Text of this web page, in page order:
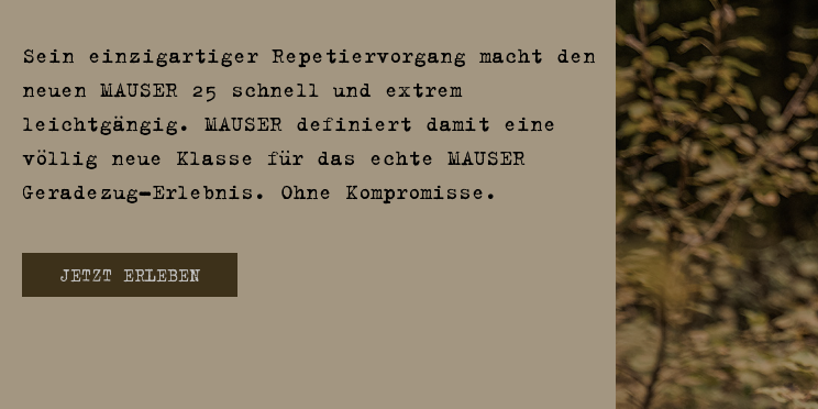
Sein einzigartiger Repetiervorgang macht den
neuen MAUSER 25 schnell und extrem
leichtgängig. MAUSER definiert damit eine
völlig neue Klasse für das echte MAUSER
Geradezug-Erlebnis. Ohne Kompromisse.
JETZT ERLEBEN